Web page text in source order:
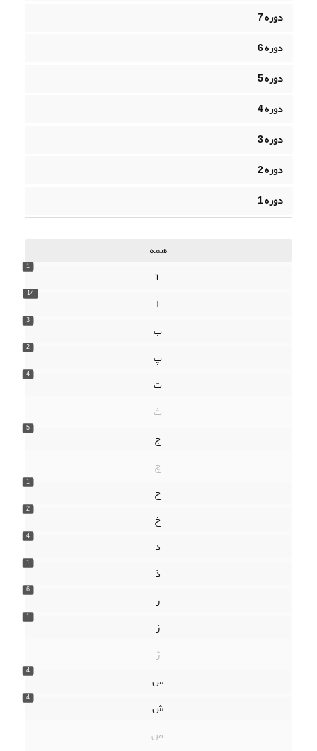
دوره 7
دوره 6
دوره 5
دوره 4
دوره 3
دوره 2
دوره 1
همه
1
آ
14
ا
3
ب
2
پ
4
ت
ث
5
ج
چ
1
ح
2
خ
4
د
1
ذ
6
ر
1
ز
ژ
4
س
4
ش
ص